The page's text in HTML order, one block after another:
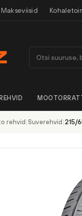
Makseviisid
rehvid | Suverehvid |215/